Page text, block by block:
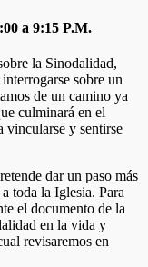
a 9:15 P.M.
la Sinodalidad,
sobre un
de un camino ya
culminará en el
vincularse y sentirse
dar un paso más
toda la Iglesia. Para
el documento de la
en la vida y
revisaremos en